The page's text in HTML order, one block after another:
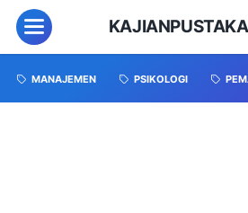
MANAJEMEN PSIKOLOGI